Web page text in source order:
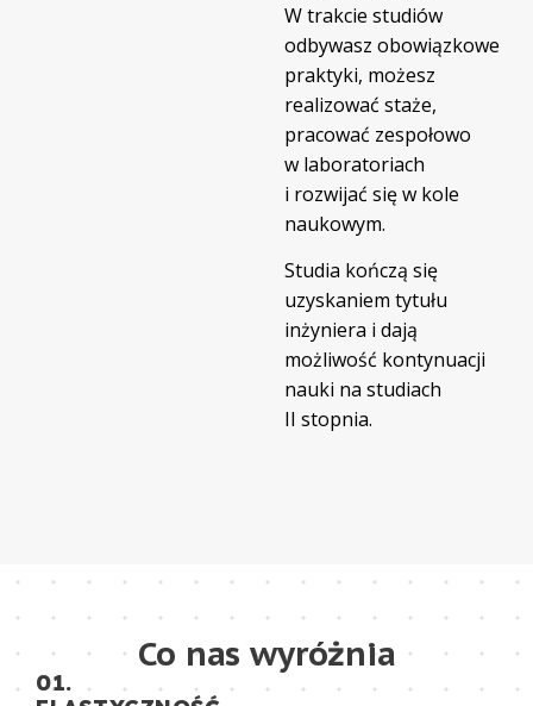
W trakcie studiów
odbywasz obowiązkowe
praktyki, możesz
realizować staże,
pracować zespołowo
w laboratoriach
i rozwijać się w kole
naukowym.
Studia kończą się
uzyskaniem tytułu
inżyniera i dają
możliwość kontynuacji
nauki na studiach
II stopnia.
Co nas wyróżnia
01.